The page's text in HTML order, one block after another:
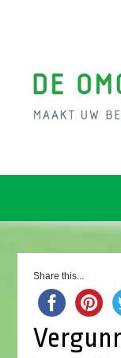
Share this...